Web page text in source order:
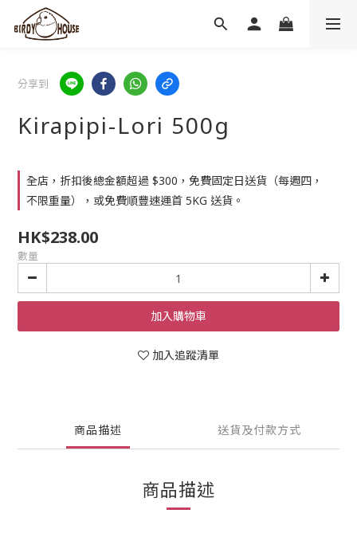
分享到
Kirapipi-Lori 500g
全店，折扣後總金額超過 $300，免費固定日送貨（每週四，
不限重量），或免費順豐速運首 5KG 送貨。
HK$238.00
數量
加入購物車
加入追蹤清單
商品描述 送貨及付款方式
商品描述